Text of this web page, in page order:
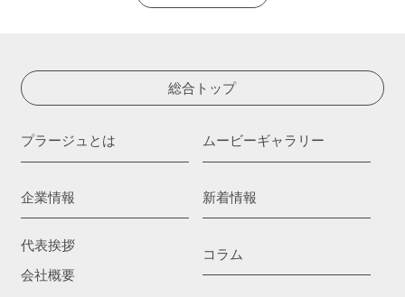
総合トップ
プラージュとは
企業情報
代表挨拶
会社概要
ムービーギャラリー
新着情報
コラム